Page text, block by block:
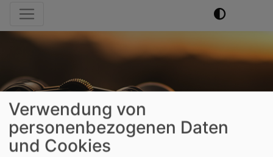
Hauptnavigation
Startseite Schaukasten
Verwendung von
personenbezogenen Daten
und Cookies